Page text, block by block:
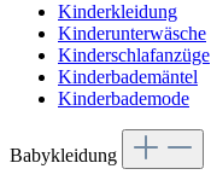
Kinderkleidung
Kinderunterwäsche
Kinderschlafanzüge
Kinderbademäntel
Kinderbademode
Babykleidung